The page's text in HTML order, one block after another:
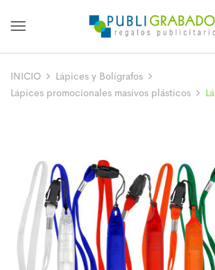
INICIO
Lápices y Bolígrafos
Lápices promocionales masivos plásticos